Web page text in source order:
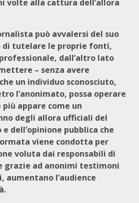
volte alla cattura dell’allora
può avvalersi del suo
tutelare le proprie fonti,
dall’altro lato
– senza avere
un individuo sconosciuto,
l’anonimato, possa operare
appare come un
degli allora ufficiali del
e dell’opinione pubblica che
viene condotta per
voluta dai responsabili di
grazie ad anonimi testimoni
l’audience